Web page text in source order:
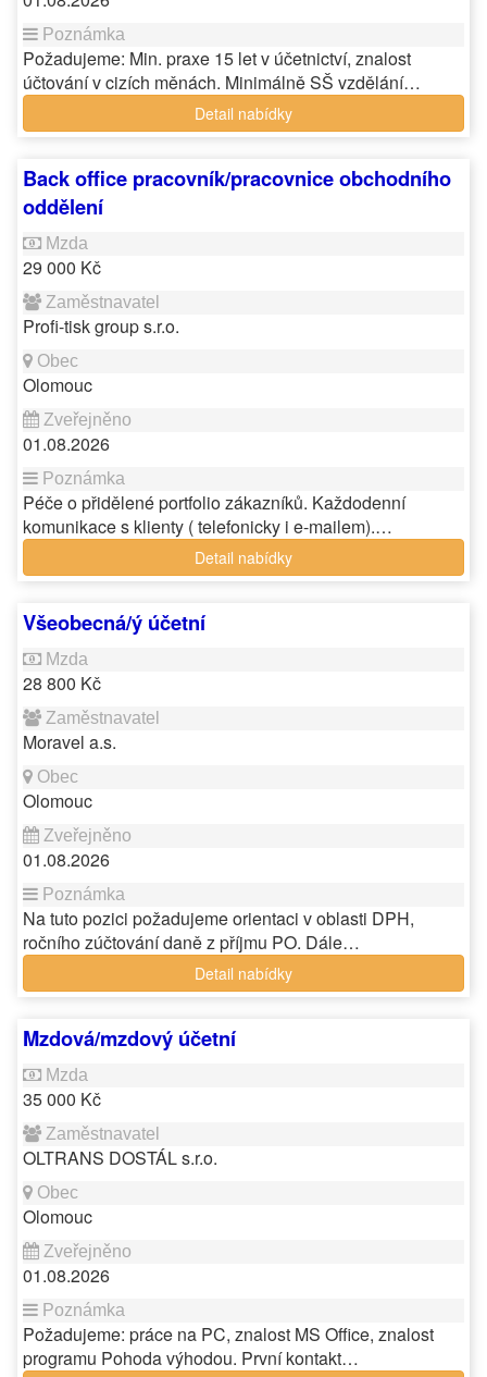
Požadujeme: Min. praxe 15 let v účetnictví, znalost
účtování v cizích měnách. Minimálně SŠ vzdělání…
Detail nabídky
Back office pracovník/pracovnice obchodního
oddělení
29 000 Kč
Profi-tisk group s.r.o.
Olomouc
01.08.2026
Péče o přidělené portfolio zákazníků. Každodenní
komunikace s klienty ( telefonicky i e-mailem).…
Detail nabídky
Všeobecná/ý účetní
28 800 Kč
Moravel a.s.
Olomouc
01.08.2026
Na tuto pozici požadujeme orientaci v oblasti DPH,
ročního zúčtování daně z příjmu PO. Dále…
Detail nabídky
Mzdová/mzdový účetní
35 000 Kč
OLTRANS DOSTÁL s.r.o.
Olomouc
01.08.2026
Požadujeme: práce na PC, znalost MS Office, znalost
programu Pohoda výhodou. První kontakt…